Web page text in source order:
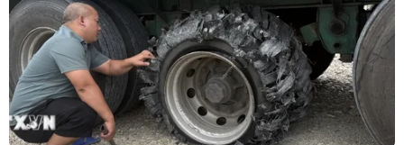
Khởi động RE:ACT: Thử thách thanh
niên đổi mới sáng tạo vì cộng đồng
bền vững
07/08/2026 10:33